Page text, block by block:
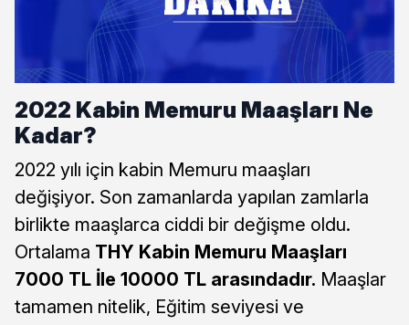
2022 Kabin Memuru Maaşları Ne
Kadar?
2022 yılı için kabin Memuru maaşları
değişiyor. Son zamanlarda yapılan zamlarla
birlikte maaşlarca ciddi bir değişme oldu.
Ortalama THY Kabin Memuru Maaşları
7000 TL İle 10000 TL arasındadır. Maaşlar
tamamen nitelik, Eğitim seviyesi ve